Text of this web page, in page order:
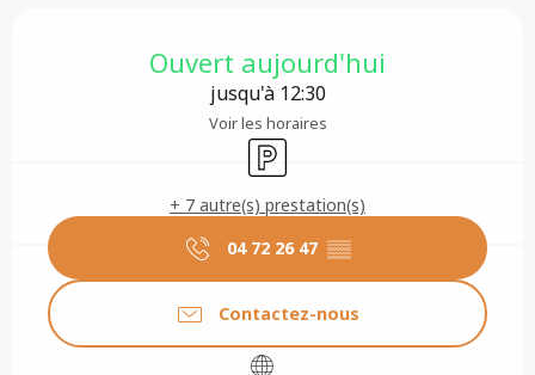
Ouvert aujourd'hui
jusqu'à 12:30
Voir les horaires
Parking
+ 7 autre(s) prestation(s)
04 72 26 47 ▒▒
Contactez-nous